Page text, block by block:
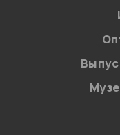
персональных
Введите